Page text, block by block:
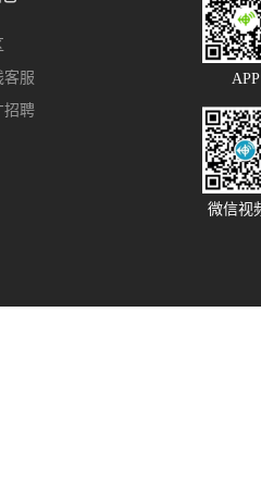
客服
招聘
APP
微信视